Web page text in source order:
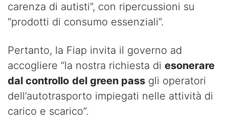
carenza di autisti”, con ripercussioni su
“prodotti di consumo essenziali”.
Pertanto, la Fiap invita il governo ad
accogliere “la nostra richiesta di esonerare
dal controllo del green pass gli operatori
dell’autotrasporto impiegati nelle attività di
carico e scarico”.